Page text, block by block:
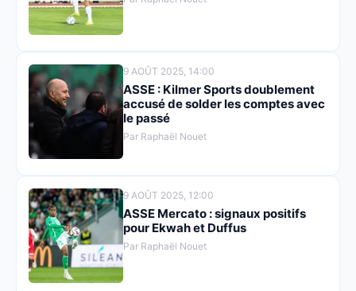
9 AOÛT 2025, 14:00
ASSE : Kilmer Sports doublement
accusé de solder les comptes avec
le passé
Par Raphaël Nouet
9 AOÛT 2025, 12:00
ASSE Mercato : signaux positifs
pour Ekwah et Duffus
Par Raphaël Nouet